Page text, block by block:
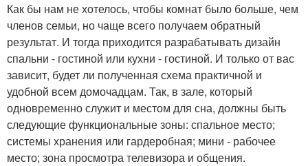
Как бы нам не хотелось, чтобы комнат было больше, чем
членов семьи, но чаще всего получаем обратный
результат. И тогда приходится разрабатывать дизайн
спальни - гостиной или кухни - гостиной. И только от вас
зависит, будет ли полученная схема практичной и
удобной всем домочадцам. Так, в зале, который
одновременно служит и местом для сна, должны быть
следующие функциональные зоны: спальное место;
системы хранения или гардеробная; мини - рабочее
место; зона просмотра телевизора и общения.